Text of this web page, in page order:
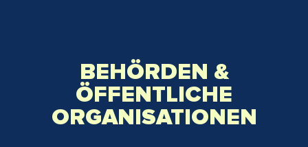
BEHÖRDEN &
ÖFFENTLICHE
ORGANISATIONEN